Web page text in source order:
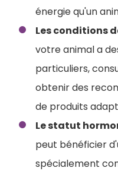
énergie qu'un
Les conditions
votre animal a
particuliers,
obtenir des
de produits
Le statut
peut bénéficier
spécialement